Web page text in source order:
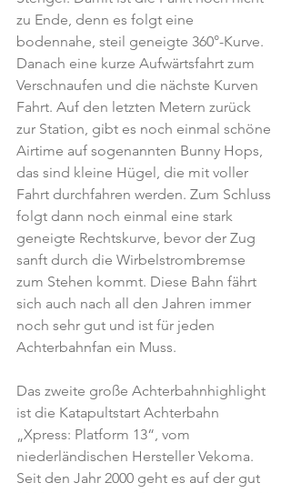
zu Ende, denn es folgt eine
bodennahe, steil geneigte 360°-Kurve.
Danach eine kurze Aufwärtsfahrt zum
Verschnaufen und die nächste Kurven
Fahrt. Auf den letzten Metern zurück
zur Station, gibt es noch einmal schöne
Airtime auf sogenannten Bunny Hops,
das sind kleine Hügel, die mit voller
Fahrt durchfahren werden. Zum Schluss
folgt dann noch einmal eine stark
geneigte Rechtskurve, bevor der Zug
sanft durch die Wirbelstrombremse
zum Stehen kommt. Diese Bahn fährt
sich auch nach all den Jahren immer
noch sehr gut und ist für jeden
Achterbahnfan ein Muss.
Das zweite große Achterbahnhighlight
ist die Katapultstart Achterbahn
„Xpress: Platform 13“, vom
niederländischen Hersteller Vekoma.
Seit den Jahr 2000 geht es auf der gut